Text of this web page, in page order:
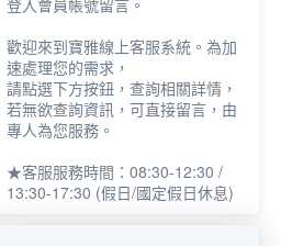
登入會員帳號留言。
歡迎來到寶雅線上客服系統。為加
速處理您的需求，
請點選下方按鈕，查詢相關詳情，
若無欲查詢資訊，可直接留言，由
專人為您服務。
★客服服務時間：08:30-12:30 /
13:30-17:30 (假日/國定假日休息)